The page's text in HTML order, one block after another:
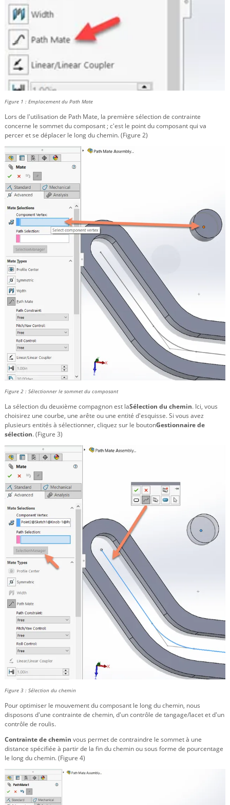
Figure 1 : Emplacement du Path Mate
Lors de l'utilisation de Path Mate, la première sélection de contrainte
concerne le sommet du composant ; c'est le point du composant qui va
percer et se déplacer le long du chemin. (Figure 2)
Figure 2 : Sélectionner le sommet du composant
La sélection du deuxième compagnon est laSélection du chemin. Ici, vous
choisirez une courbe, une arête ou une entité d'esquisse. Si vous avez
plusieurs entités à sélectionner, cliquez sur le boutonGestionnaire de
sélection. (Figure 3)
Figure 3 : Sélection du chemin
Pour optimiser le mouvement du composant le long du chemin, nous
disposons d'une contrainte de chemin, d'un contrôle de tangage/lacet et d'un
contrôle de roulis.
Contrainte de chemin vous permet de contraindre le sommet à une
distance spécifiée à partir de la fin du chemin ou sous forme de pourcentage
le long du chemin. (Figure 4)